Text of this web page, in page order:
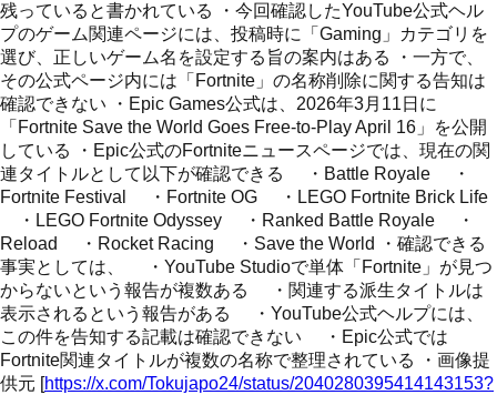
残っていると書かれている ・今回確認したYouTube公式ヘル
プのゲーム関連ページには、投稿時に「Gaming」カテゴリを
選び、正しいゲーム名を設定する旨の案内はある ・一方で、
その公式ページ内には「Fortnite」の名称削除に関する告知は
確認できない ・Epic Games公式は、2026年3月11日に
「Fortnite Save the World Goes Free-to-Play April 16」を公開
している ・Epic公式のFortniteニュースページでは、現在の関
連タイトルとして以下が確認できる ・Battle Royale ・
Fortnite Festival ・Fortnite OG ・LEGO Fortnite Brick Life
・LEGO Fortnite Odyssey ・Ranked Battle Royale ・
Reload ・Rocket Racing ・Save the World ・確認できる
事実としては、 ・YouTube Studioで単体「Fortnite」が見つ
からないという報告が複数ある ・関連する派生タイトルは
表示されるという報告がある ・YouTube公式ヘルプには、
この件を告知する記載は確認できない ・Epic公式では
Fortnite関連タイトルが複数の名称で整理されている ・画像提
供元 [https://x.com/Tokujapo24/status/2040280395414143153?